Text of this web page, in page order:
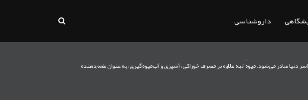
داروشناسی
دنیا صادر می‌شود. میوهٔ انبه علاوه بر مصرف خوراکی، آشپزی و آب‌میوه‌گیری، به عنوان طعم‌دهنده،